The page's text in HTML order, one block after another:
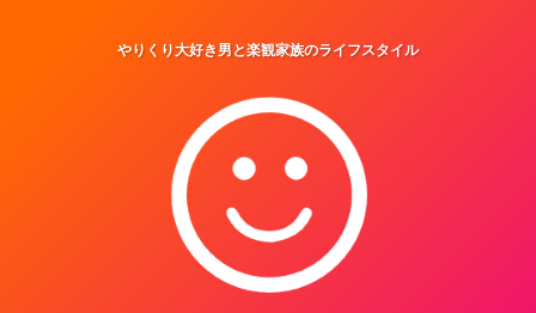
やりくり大好き男と楽観家族のライフスタイル